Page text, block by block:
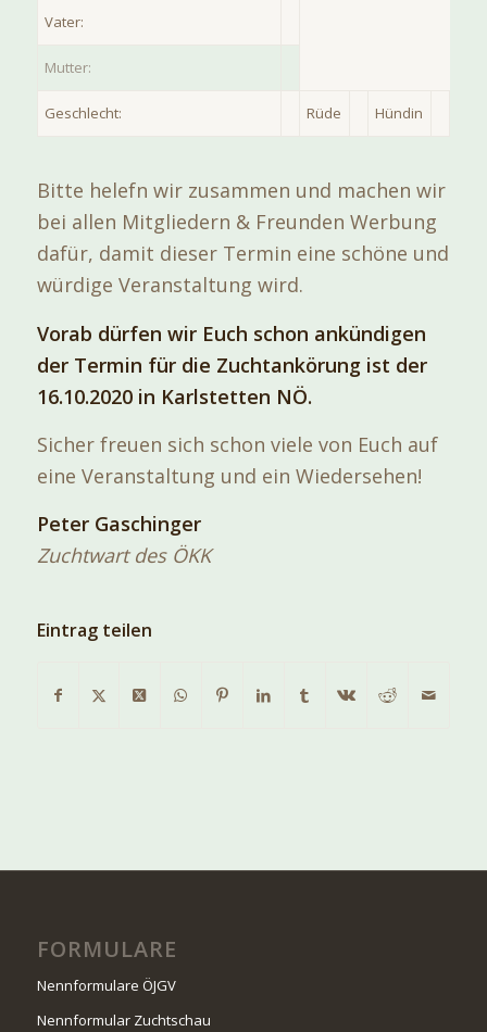
Vater:
Mutter:
Geschlecht: Rüde Hündin
Bitte helefn wir zusammen und machen wir
bei allen Mitgliedern & Freunden Werbung
dafür, damit dieser Termin eine schöne und
würdige Veranstaltung wird.
Vorab dürfen wir Euch schon ankündigen
der Termin für die Zuchtankörung ist der
16.10.2020 in Karlstetten NÖ.
Sicher freuen sich schon viele von Euch auf
eine Veranstaltung und ein Wiedersehen!
Peter Gaschinger
Zuchtwart des ÖKK
Eintrag teilen
FORMULARE
Nennformulare ÖJGV
Nennformular Zuchtschau